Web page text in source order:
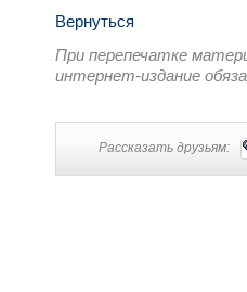
Вернуться
При перепечатке
интернет-издание
Рассказать друзьям: